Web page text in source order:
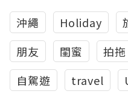
沖繩 Holiday
朋友
閨蜜 拍拖
自駕遊
travel